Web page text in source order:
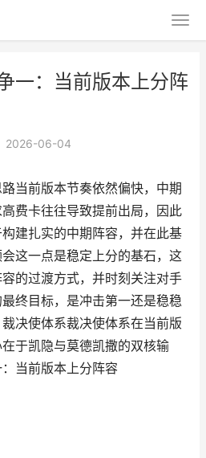
一：当前版本上分阵
2026-06-04
当前版本节奏依然偏快，中期
费卡往往导致提前出局，因此
建扎实的中期阵容，并在此基
这一点是稳定上分的基石，这
的过渡方式，并时刻关注对手
终目标，是冲击第一还是稳稳
决使体系裁决使体系在当前版
于凯隐与莫德凯撒的双核输
当前版本上分阵容